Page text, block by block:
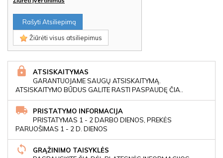
Rašyti Atsiliepimą
Žiūrėti visus atsiliepimus
ATSISKAITYMAS
GARANTUOJAME SAUGŲ ATSISKAITYMĄ.
ATSISKAITYMO BŪDUS GALITE RASTI PASPAUDĘ ČIA..
PRISTATYMO INFORMACIJA
PRISTATYMAS 1 - 2 DARBO DIENOS, PREKĖS
PARUOŠIMAS 1 - 2 D. DIENOS
GRĄŽINIMO TAISYKLĖS